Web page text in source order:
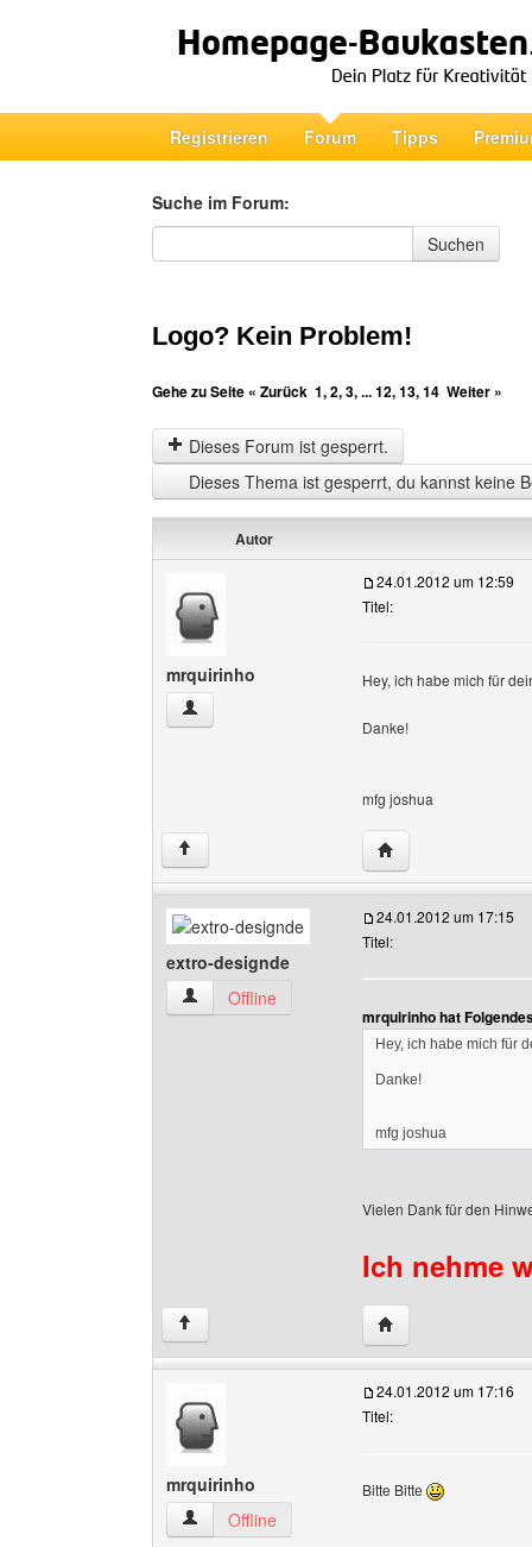
Registrieren Forum Tipps
Suche im Forum:
Suche im Forum
Suchen
Logo? Kein Problem!
Gehe zu Seite « Zurück 1,2,3, ...12,13,14 Weiter »
Dieses Forum ist gesperrt.
Dieses Thema ist gesperrt, du kannst keine
Autor
mrquirinho
mrquirinho Benutzer-Profile anzeigen
24.01.2012 um 12:59
Titel:
Hey, ich habe mich für
Danke!
mfg joshua
↑ Website dieses
extro-designde
extro-designde Benutzer-Profile anzeigen
Offline
24.01.2012 um 17:15
Titel:
mrquirinho hat
Hey, ich habe mich für
Danke!
mfg joshua
Vielen Dank für den
Ich nehme
↑ Website dieses
mrquirinho
mrquirinho Benutzer-Profile anzeigen
Offline
24.01.2012 um 17:16
Titel:
Bitte Bitte